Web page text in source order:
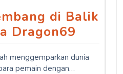
di Balik
Dragon69
menggemparkan dunia
pemain dengan…